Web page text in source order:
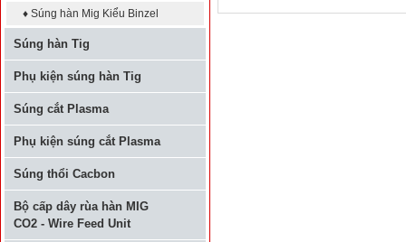
♦ Súng hàn Mig Kiểu Binzel
Súng hàn Tig
Phụ kiện súng hàn Tig
Súng cắt Plasma
Phụ kiện súng cắt Plasma
Súng thổi Cacbon
Bộ cấp dây rùa hàn MIG
CO2 - Wire Feed Unit